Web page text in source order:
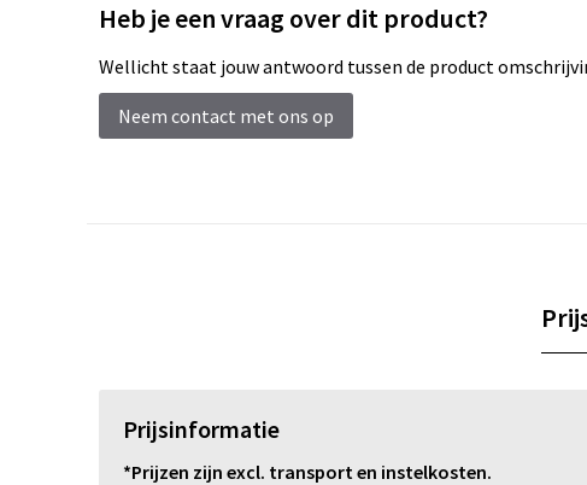
Heb je een vraag over dit product?
Wellicht staat jouw antwoord tussen de product
Neem contact met ons op
Prijsinformatie
*Prijzen zijn excl. transport en instelkosten.